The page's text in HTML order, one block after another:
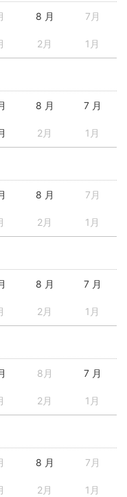
8 月 7月
2月 1月
8 月 7 月
2月 1月
8 月 7月
2月 1月
8 月 7 月
2月 1月
8月 7 月
2月 1月
8 月 7月
2月 1月